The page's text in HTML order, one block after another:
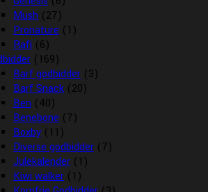
Mush (27)
Pronature (1)
Rafi (6)
(169)
Barf godbidder (3)
Barf Snack (20)
Ben (40)
Benebone (7)
Boxby (11)
Diverse godbidder (7)
Julekalender (1)
Kiwi walker (1)